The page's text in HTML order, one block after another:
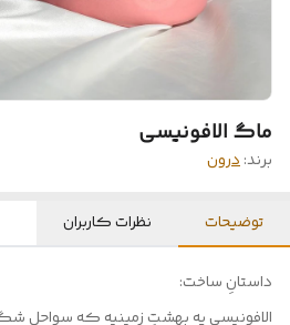
ماگ الافونیسی
برند:درون
توضیحات نظرات کاربران
داستانِ ساخت:
الافونیسی یه بهشتِ زمینیه که سواحل